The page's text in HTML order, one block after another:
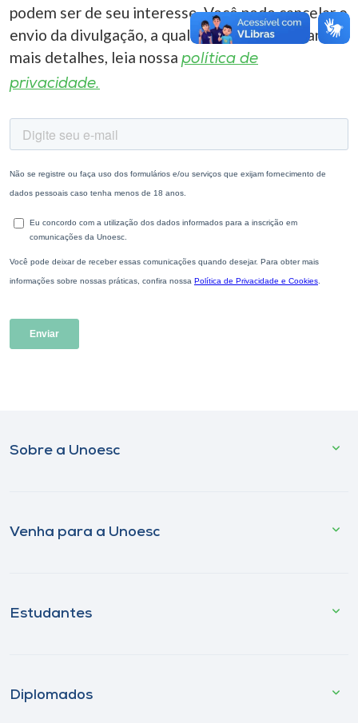
podem ser de seu interesse. Você pode cancelar o
envio da divulgação, a qualquer momento. Para
mais detalhes, leia nossa política de
privacidade.
Sobre a Unoesc
Venha para a Unoesc
Estudantes
Diplomados